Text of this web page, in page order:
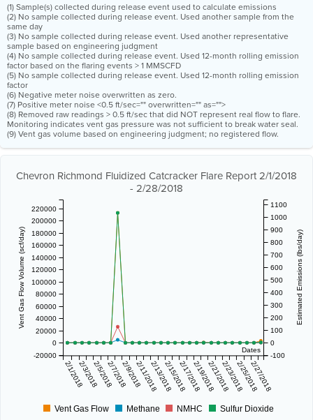
(1) Sample(s) collected during release event used to calculate emissions
(2) No sample collected during release event. Used another sample from the
same day
(3) No sample collected during release event. Used another representative
sample based on engineering judgment
(4) No sample collected during release event. Used 12-month rolling emission
factor based on the flaring events > 1 MMSCFD
(5) No sample collected during release event. Used 12-month rolling emission
factor
(6) Negative meter noise overwritten as zero.
(7) Positive meter noise <0.5 ft/sec="" overwritten="" as="">
(8) Removed raw readings > 0.5 ft/sec that did NOT represent real flow to flare.
Monitoring indicates vent gas pressure was not sufficient to break water seal.
(9) Vent gas volume based on engineering judgment; no registered flow.
Chevron Richmond Fluidized Catcracker Flare Report 2/1/2018
- 2/28/2018
Dates
2/1/20182/3/20182/5/20182/7/20182/9/20182/11/20182/13/20182/15/20182/17/20182/19/20182/21/20182/23/20182/25/20182/27/2018
Vent Gas Flow Volume (scf/day)
-20000
0
20000
40000
60000
80000
100000
120000
140000
160000
180000
200000
220000
Estimated Emissions (lbs/day)
-100
0
100
200
300
400
500
600
700
800
900
1000
1100
Vent Gas Flow Methane NMHC Sulfur Dioxide